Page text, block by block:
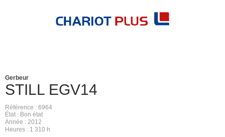
STILL EGV14
Gerbeur
Référence
6964
État
Bon état
Année
2012
Heures
1 310 h